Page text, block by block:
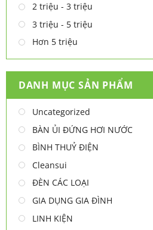
2 triệu - 3 triệu
3 triệu - 5 triệu
Hơn 5 triệu
DANH MỤC SẢN PHẨM
Uncategorized
BÀN ỦI ĐỨNG HƠI NƯỚC
BÌNH THUỶ ĐIỆN
Cleansui
ĐÈN CÁC LOẠI
GIA DỤNG GIA ĐÌNH
LINH KIỆN